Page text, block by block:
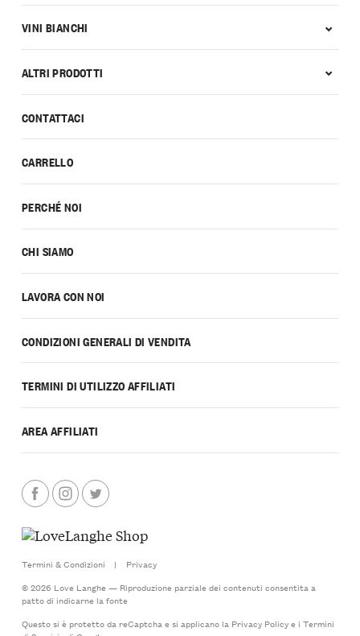
CONTATTACI
CARRELLO
PERCHÉ NOI
CHI SIAMO
LAVORA CON NOI
CONDIZIONI GENERALI DI VENDITA
TERMINI DI UTILIZZO AFFILIATI
AREA AFFILIATI
VINI BIANCHI
ALTRI PRODOTTI
Termini & Condizioni |
Privacy
© 2026 Love Langhe — Riproduzione parziale dei contenuti consentita a
patto di indicarne la fonte
Questo si è protetto da reCaptcha e si applicano la Privacy Policye i Termini